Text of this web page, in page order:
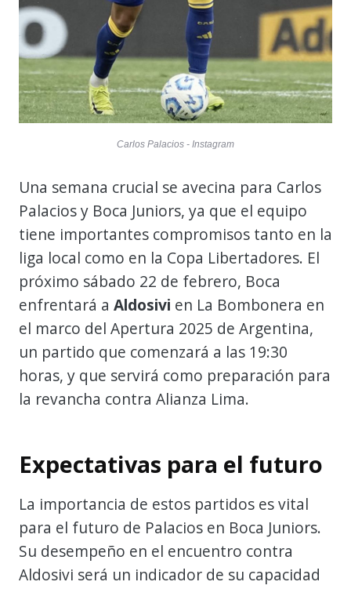
Carlos Palacios - Instagram
Una semana crucial se avecina para Carlos
Palacios y Boca Juniors, ya que el equipo
tiene importantes compromisos tanto en la
liga local como en la Copa Libertadores. El
próximo sábado 22 de febrero, Boca
enfrentará a Aldosivi en La Bombonera en
el marco del Apertura 2025 de Argentina,
un partido que comenzará a las 19:30
horas, y que servirá como preparación para
la revancha contra Alianza Lima.
Expectativas para el futuro
La importancia de estos partidos es vital
para el futuro de Palacios en Boca Juniors.
Su desempeño en el encuentro contra
Aldosivi será un indicador de su capacidad